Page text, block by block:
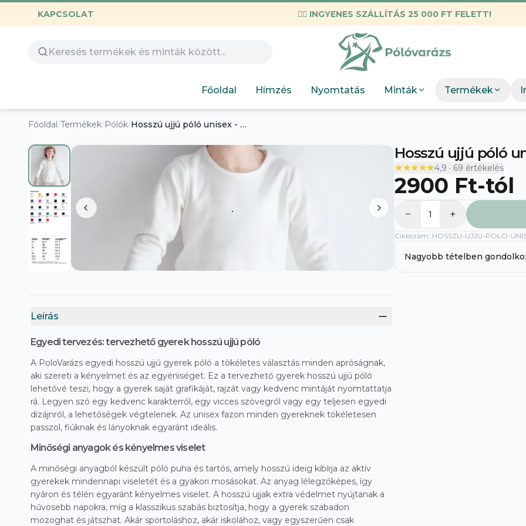
KAPCSOLAT ✌🏼 INGYENES SZÁLLÍTÁS 25 000 FT FELETT!
Főoldal Hímzés Nyomtatás Minták
Design
Gyerekeknek
Labubu
Munkahelyi
Neopunk
Panda
KIEMELT
Termékek
DTF Bérnyomtatás
Főoldal/Termékek/Pólók/ Hosszú ujjú póló unisex - gyerek
Leírás
Egyedi tervezés: tervezhető gyerek hosszú ujjú póló
A PoloVarázs egyedi hosszú ujjú gyerek póló a tökéletes választás minden apróságnak,
aki szereti a kényelmet és az egyéniséget. Ez a tervezhető gyerek hosszú ujjú póló
lehetővé teszi, hogy a gyerek saját grafikáját, rajzát vagy kedvenc mintáját nyomtattatja
rá. Legyen szó egy kedvenc karakterről, egy vicces szövegről vagy egy teljesen egyedi
dizájnról, a lehetőségek végtelenek. Az unisex fazon minden gyereknek tökéletesen
passzol, fiúknak és lányoknak egyaránt ideális.
Minőségi anyagok és kényelmes viselet
A minőségi anyagból készült póló puha és tartós, amely hosszú ideig kibírja az aktív
gyerekek mindennapi viseletét és a gyakori mosásokat. Az anyag lélegzőképes, így
nyáron és télén egyaránt kényelmes viselet. A hosszú ujjak extra védelmet nyújtanak a
hűvösebb napokra, míg a klasszikus szabás biztosítja, hogy a gyerek szabadon
mozoghat és játszhat. Akár sportoláshoz, akár iskolához, vagy egyszerűen csak
Hosszú ujjú póló
★★★★★
★★★★★4,9 · 69 értékelés
2900 Ft-tól
− 1 +
Cikkszám: HOSSZU-UJJU-POLO-
Nagyobb tételben